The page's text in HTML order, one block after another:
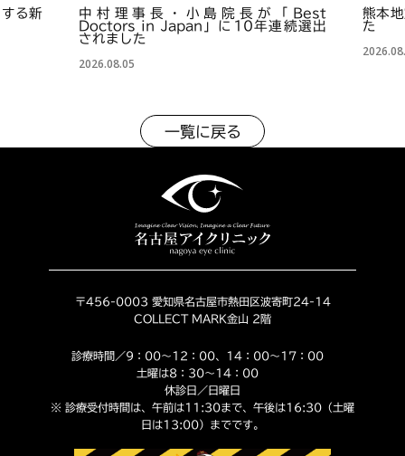
る新
中村理事長・小島院長が「Best
Doctors in Japan」に10年連続選出
されました
2026.08.05
熊本
た
一覧に戻る
〒456-0003 愛知県名古屋市熱田区波寄町24-14
COLLECT MARK金山 2階
診療時間／9：00～12：00、14：00～17：00
土曜は8：30～14：00
休診日／日曜日
※ 診療受付時間は、午前は11:30まで、午後は16:30（土曜
日は13:00）までです。